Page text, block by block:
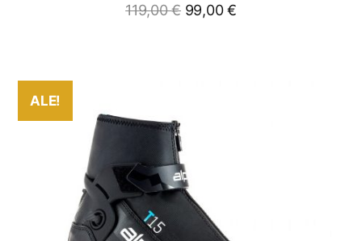
119,00€ 99,00€
ALE!